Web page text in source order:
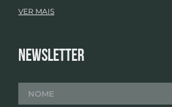
VER MAIS
Newsletter